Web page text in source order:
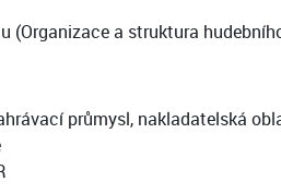
(Organizace a struktura
průmysl, nakladatelská